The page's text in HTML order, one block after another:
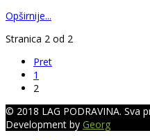
Opširnije...
Stranica 2 od 2
Pret
1
2
© 2018 LAG PODRAVINA. Sva
Development by Georg